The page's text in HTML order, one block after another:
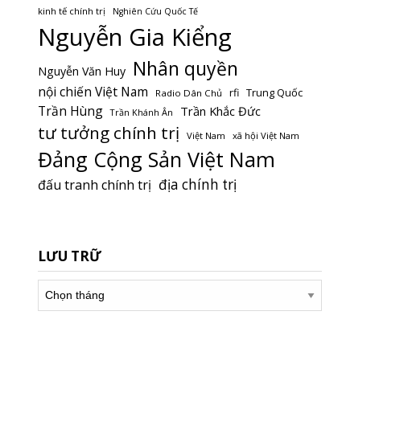
kinh tế chính trị Nghiên Cứu Quốc Tế
Nguyễn Gia Kiểng
Nguyễn Văn Huy Nhân quyền
nội chiến Việt Nam Radio Dân Chủ rfi Trung Quốc
Trần Hùng Trần Khánh Ân Trần Khắc Đức
tư tưởng chính trị Việt Nam xã hội Việt Nam
Đảng Cộng Sản Việt Nam
đấu tranh chính trị địa chính trị
LƯU TRỮ
Lưu
trữ